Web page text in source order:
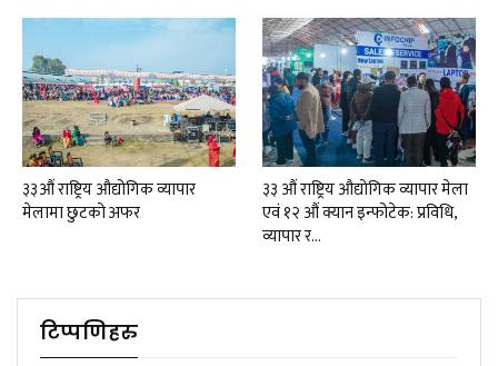
३३औं राष्ट्रिय औद्योगिक व्यापार
मेलामा छुटको अफर
३३ औं राष्ट्रिय औद्योगिक व्यापार मेला
एवं १२ औं क्यान इन्फोटेक: प्रविधि,
व्यापार र…
टिप्पणिहरु